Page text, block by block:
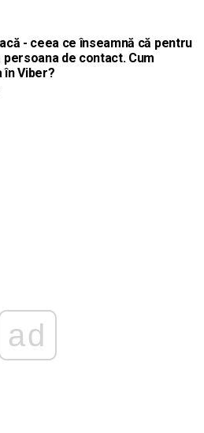
- ceea ce înseamnă că pentru
de contact. Cum
Viber?
ad